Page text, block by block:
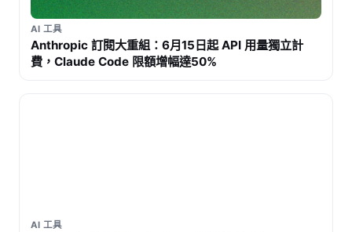
AI 工具
Anthropic 訂閱大重組：6月15日起 API 用量獨立計
費，Claude Code 限額增幅達50%
AI 工具